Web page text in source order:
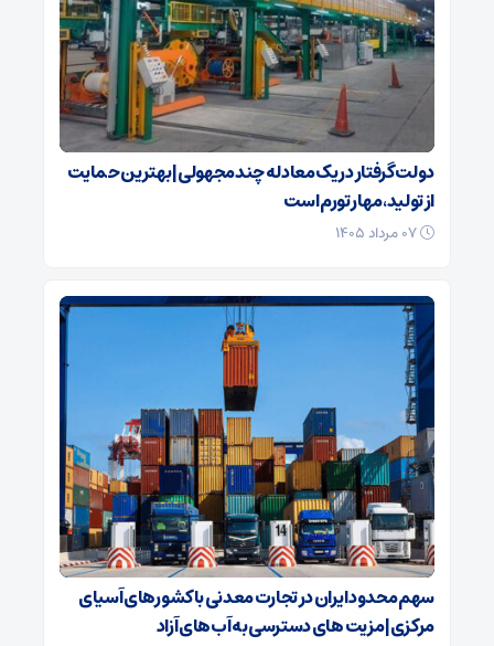
دولت گرفتار در یک معادله چندمجهولی| بهترین حمایت
از تولید، مهار تورم است
سهم محدود ایران در تجارت معدنی با کشورهای آسیای
مرکزی| مزیت های دسترسی به آب‌های آزاد